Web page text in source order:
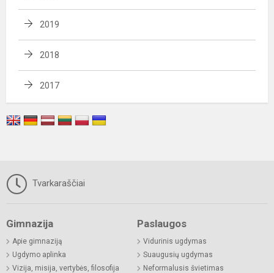
2019
2018
2017
Tvarkaraščiai
Gimnazija
Apie gimnaziją
Ugdymo aplinka
Vizija, misija, vertybės, filosofija
Paslaugos
Vidurinis ugdymas
Suaugusių ugdymas
Neformalusis švietimas